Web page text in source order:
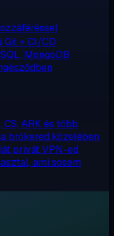
Git + CI/CD
MongoDB
ARK és több
brókered közelében
privát VPN-ed
ami sosem